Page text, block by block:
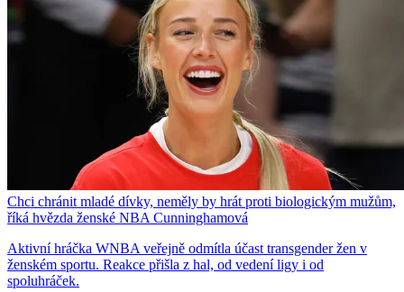
Chci chránit mladé dívky, neměly by hrát proti biologickým mužům,
říká hvězda ženské NBA Cunninghamová
Aktivní hráčka WNBA veřejně odmítla účast transgender žen v
ženském sportu. Reakce přišla z hal, od vedení ligy i od
spoluhráček.